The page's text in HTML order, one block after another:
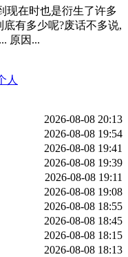
现在时也是衍生了许多
有多少呢?废话不多说,
原因...
人
2026-08-08 20:13
2026-08-08 19:54
2026-08-08 19:41
2026-08-08 19:39
2026-08-08 19:11
2026-08-08 19:08
2026-08-08 18:55
2026-08-08 18:45
2026-08-08 18:15
2026-08-08 18:13